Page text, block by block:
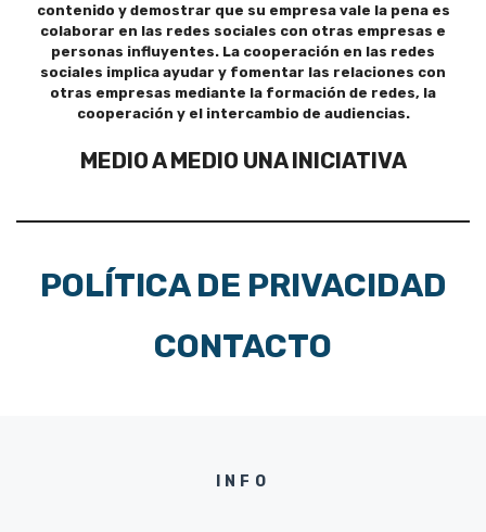
contenido y demostrar que su empresa vale la pena es
colaborar en las redes sociales con otras empresas e
personas influyentes. La cooperación en las redes
sociales implica ayudar y fomentar las relaciones con
otras empresas mediante la formación de redes, la
cooperación y el intercambio de audiencias.
MEDIO A MEDIO UNA INICIATIVA
POLÍTICA DE PRIVACIDAD
CONTACTO
INFO